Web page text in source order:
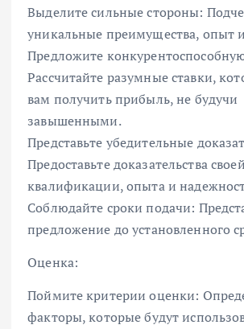
Выделите сильные стороны:
уникальные преимущества, опыт
Предложите
Рассчитайте разумные ставки,
вам получить прибыль, не будучи
завышенными.
Представьте убедительные
Предоставьте доказательства своей
квалификации, опыта и
Соблюдайте сроки подачи:
предложение до установленного
Оценка:
Поймите критерии оценки:
факторы, которые будут